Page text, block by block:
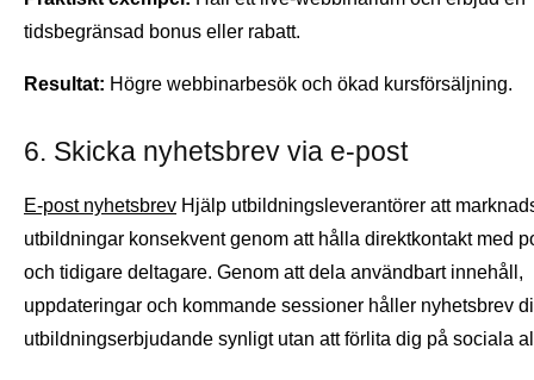
tidsbegränsad bonus eller rabatt.
Resultat: Högre webbinarbesök och ökad kursförsäljning.
6. Skicka nyhetsbrev via e-post
E-post nyhetsbrev Hjälp utbildningsleverantörer att
utbildningar konsekvent genom att hålla direktkontakt med
och tidigare deltagare. Genom att dela användbart innehåll,
uppdateringar och kommande sessioner håller nyhetsbrev
utbildningserbjudande synligt utan att förlita dig på sociala